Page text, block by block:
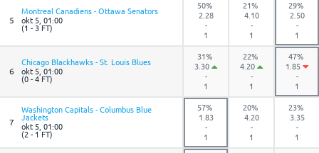
5
Montreal Canadiens - Ottawa Senators
okt 5, 01:00
(1 - 3 FT)
50%
2.28
-
1
21%
4.10
-
1
29%
2.50
-
1
6
Chicago Blackhawks - St. Louis Blues
okt 5, 01:00
(0 - 4 FT)
31%
3.30
-
1
22%
4.20
-
1
47%
1.85
-
1
7
Washington Capitals - Columbus Blue
Jackets
okt 5, 01:00
(2 - 1 FT)
57%
1.83
-
1
20%
4.20
-
1
23%
3.35
-
1